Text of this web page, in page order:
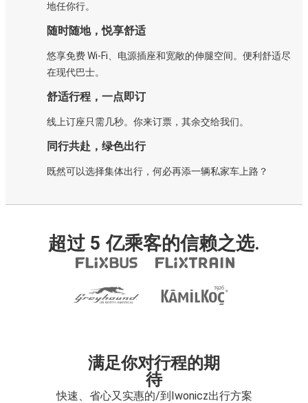
地任你行。
随时随地，悦享舒适
悠享免费 Wi-Fi、电源插座和宽敞的伸腿空间。便利舒适尽
在现代巴士。
舒适行程，一点即订
线上订座只需几秒。你来订票，其余交给我们。
同行共赴，绿色出行
既然可以选择集体出行，何必再添一辆私家车上路？
超过 5 亿乘客的信赖之选.
满足你对行程的期
待
快速、省心又实惠的/到Iwonicz出行方案